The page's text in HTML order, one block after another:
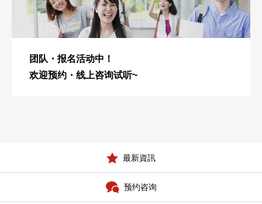
团队・报名活动中！
欢迎预约・线上咨询试听~
最新資訊
预约咨询